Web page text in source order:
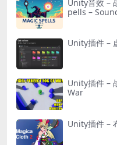
Unity音效 –
pells –
Unity插件 –
Unity插件 –
War
Unity插件 –